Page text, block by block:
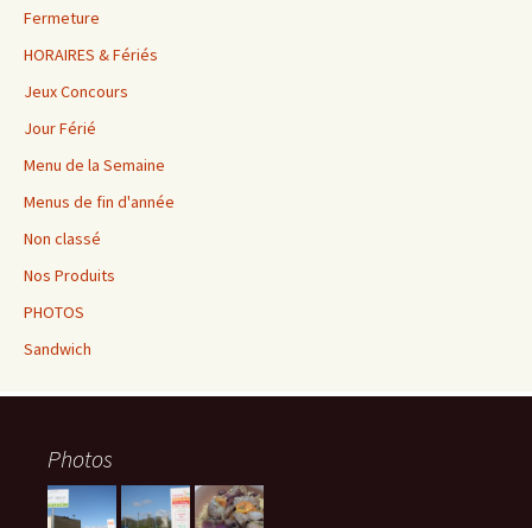
Fermeture
HORAIRES & Fériés
Jeux Concours
Jour Férié
Menu de la Semaine
Menus de fin d'année
Non classé
Nos Produits
PHOTOS
Sandwich
Photos